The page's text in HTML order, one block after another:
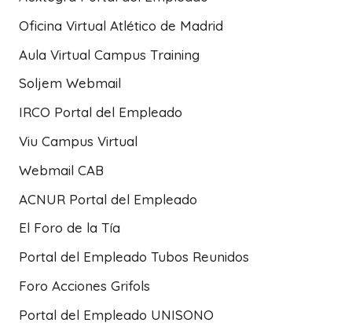
Oficina Virtual Atlético de Madrid
Aula Virtual Campus Training
Soljem Webmail
IRCO Portal del Empleado
Viu Campus Virtual
Webmail CAB
ACNUR Portal del Empleado
El Foro de la Tía
Portal del Empleado Tubos Reunidos
Foro Acciones Grifols
Portal del Empleado UNISONO